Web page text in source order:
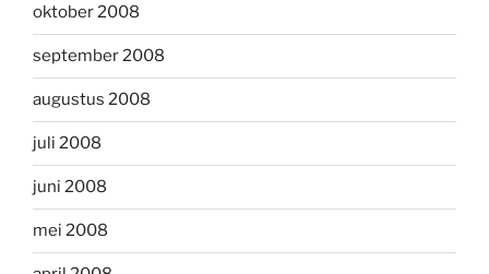
oktober 2008
september 2008
augustus 2008
juli 2008
juni 2008
mei 2008